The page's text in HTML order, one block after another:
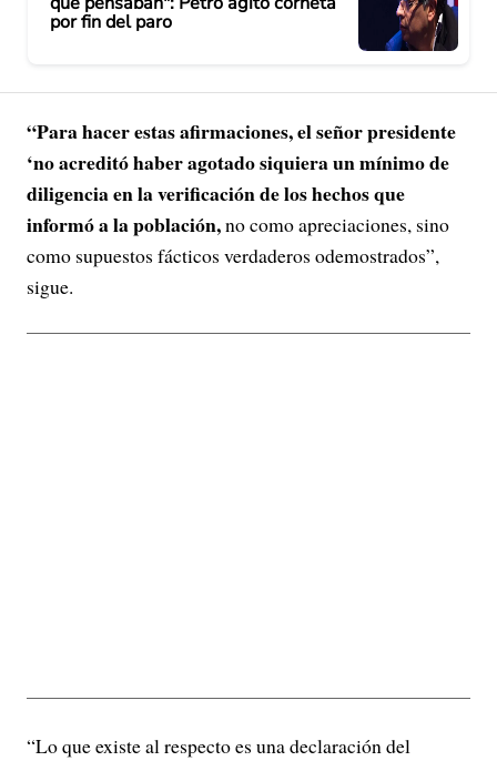
por fin del paro
“Para hacer estas afirmaciones, el señor presidente
‘no acreditó haber agotado siquiera un mínimo de
diligencia en la verificación de los hechos que
informó a la población,no como apreciaciones, sino
como supuestos fácticos verdaderos odemostrados”,
sigue.
“Lo que existe al respecto es una declaración del